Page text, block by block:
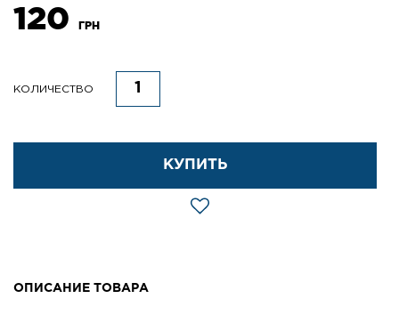
120 ГРН
КОЛИЧЕСТВО
КУПИТЬ
ОПИСАНИЕ ТОВАРА